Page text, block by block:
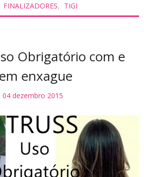
FINALIZADORES, TIGI
Obrigatório com e
enxague
04 dezembro 2015